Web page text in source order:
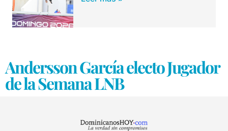
Andersson García electo Jugador
de la Semana LNB